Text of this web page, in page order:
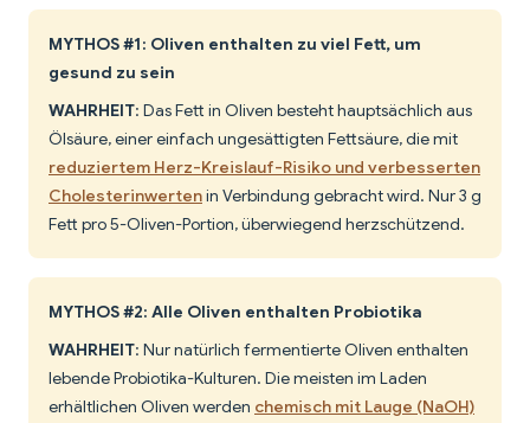
MYTHOS #1: Oliven enthalten zu viel Fett, um
gesund zu sein
WAHRHEIT: Das Fett in Oliven besteht hauptsächlich aus
Ölsäure, einer einfach ungesättigten Fettsäure, die mit
reduziertem Herz-Kreislauf-Risiko und verbesserten
Cholesterinwertenin Verbindung gebracht wird. Nur 3 g
Fett pro 5-Oliven-Portion, überwiegend herzschützend.
MYTHOS #2: Alle Oliven enthalten Probiotika
WAHRHEIT: Nur natürlich fermentierte Oliven enthalten
lebende Probiotika-Kulturen. Die meisten im Laden
erhältlichen Oliven werden chemisch mit Lauge (NaOH)